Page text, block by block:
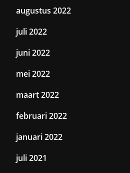
augustus 2022
juli 2022
juni 2022
mei 2022
maart 2022
februari 2022
januari 2022
juli 2021